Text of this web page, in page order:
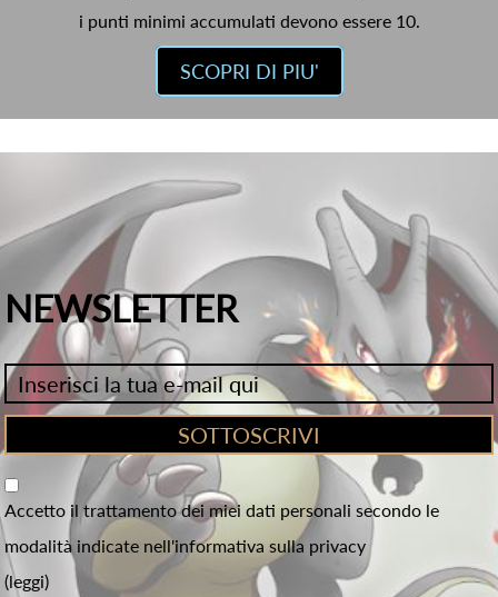
i punti minimi accumulati devono essere 10.
SCOPRI DI PIU'
NEWSLETTER
Accetto il trattamento dei miei dati personali secondo le
modalità indicate nell'informativa sulla privacy
(leggi)